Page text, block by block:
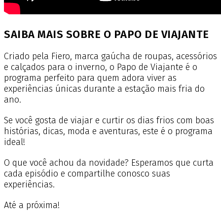
SAIBA MAIS SOBRE O PAPO DE VIAJANTE
Criado pela Fiero, marca gaúcha de roupas, acessórios
e calçados para o inverno, o Papo de Viajante é o
programa perfeito para quem adora viver as
experiências únicas durante a estação mais fria do
ano.
Se você gosta de viajar e curtir os dias frios com boas
histórias, dicas, moda e aventuras, este é o programa
ideal!
O que você achou da novidade? Esperamos que curta
cada episódio e compartilhe conosco suas
experiências.
Até a próxima!